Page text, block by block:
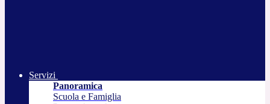
Servizi
Panoramica
Scuola e Famiglia